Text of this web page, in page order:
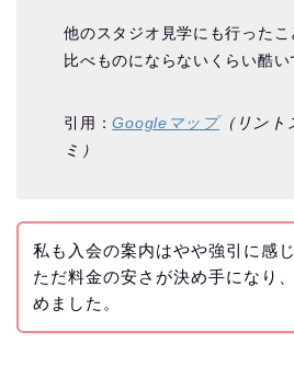
他のスタジオ見学にも行ったこ
比べものにならないくらい酷い
引用：Googleマップ（リント
ミ）
私も入会の案内はやや強引に感じ
ただ料金の安さが決め手になり
めました。